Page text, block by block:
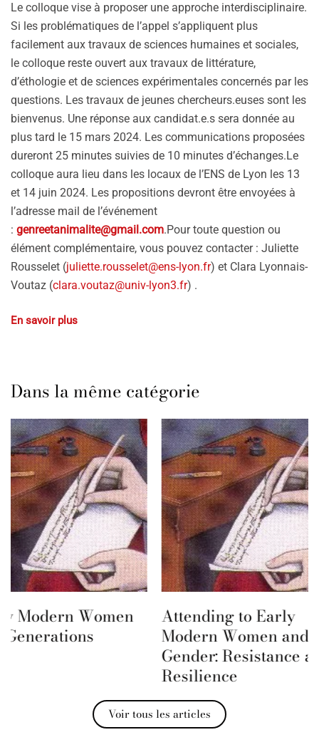
Le colloque vise à proposer une approche interdisciplinaire.
Si les problématiques de l’appel s’appliquent plus
facilement aux travaux de sciences humaines et sociales,
le colloque reste ouvert aux travaux de littérature,
d’éthologie et de sciences expérimentales concernés par les
questions. Les travaux de jeunes chercheurs.euses sont les
bienvenus. Une réponse aux candidat.e.s sera donnée au
plus tard le 15 mars 2024. Les communications proposées
dureront 25 minutes suivies de 10 minutes d’échanges.Le
colloque aura lieu dans les locaux de l’ENS de Lyon les 13
et 14 juin 2024. Les propositions devront être envoyées à
l’adresse mail de l’événement
: genreetanimalite@gmail.com.Pour toute question ou
élément complémentaire, vous pouvez contacter : Juliette
Rousselet (juliette.rousselet@ens-lyon.fr) et Clara Lyonnais-
Voutaz (clara.voutaz@univ-lyon3.fr) .
En savoir plus
Dans la même catégorie
Attending to Early
Modern Women and
Gender: Resistance and
Society for the
Early Modern
& Gender –
Proposals
Voir tous les articles